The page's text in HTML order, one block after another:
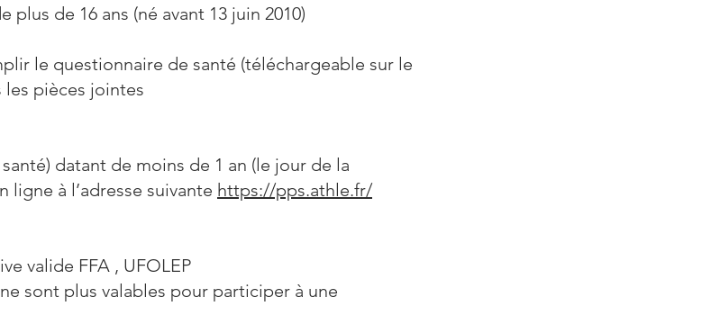
de 16 ans (né avant 13 juin 2010)
le questionnaire de santé (téléchargeable sur le
les pièces jointes
datant de moins de 1 an (le jour de la
à l’adresse suivante https://pps.athle.fr/
valide FFA , UFOLEP
sont plus valables pour participer à une